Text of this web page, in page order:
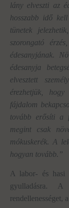
lány elveszti az
hosszabb idő
tünetek
szorongató
édesanyjának.
édesanyja
elvesztett
érezhetjük,
fájdalom
tovább erősíti a
megint csak
mókuskerék. A
hogyan tovább.”
A labor- és hasi
gyulladásra. A
rendellenességet,